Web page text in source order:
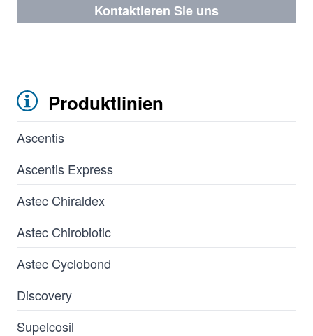
Kontaktieren Sie uns
Produktlinien
Ascentis
Ascentis Express
Astec Chiraldex
Astec Chirobiotic
Astec Cyclobond
Discovery
Supelcosil